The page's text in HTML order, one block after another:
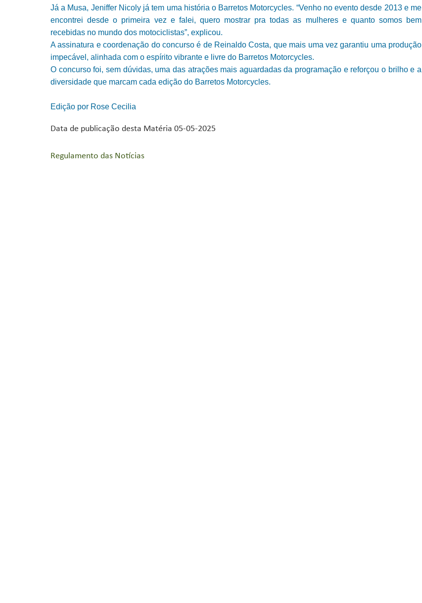
Já a Musa, Jeniffer Nicoly já tem uma história o Barretos Motorcycles. “Venho no evento desde 2013 e me
encontrei desde o primeira vez e falei, quero mostrar pra todas as mulheres e quanto somos bem
recebidas no mundo dos motociclistas”, explicou.
A assinatura e coordenação do concurso é de Reinaldo Costa, que mais uma vez garantiu uma produção
impecável, alinhada com o espírito vibrante e livre do Barretos Motorcycles.
O concurso foi, sem dúvidas, uma das atrações mais aguardadas da programação e reforçou o brilho e a
diversidade que marcam cada edição do Barretos Motorcycles.
Edição por Rose Cecilia
Data de publicação desta Matéria 05-05-2025
Regulamento das Notícias